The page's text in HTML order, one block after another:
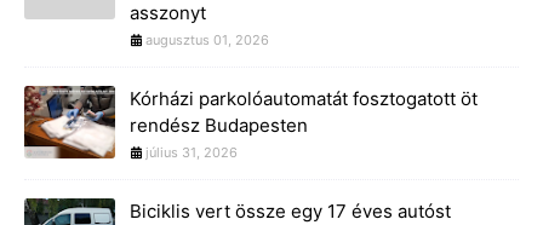
asszonyt
augusztus 01, 2026
Kórházi parkolóautomatát fosztogatott öt
rendész Budapesten
július 31, 2026
Biciklis vert össze egy 17 éves autóst